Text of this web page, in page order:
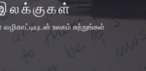
வழிகாட்டியுடன் உலகம் சுற்றுங்கள்